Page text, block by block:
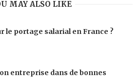
MAY ALSO LIKE
le portage salarial en France ?
entreprise dans de bonnes